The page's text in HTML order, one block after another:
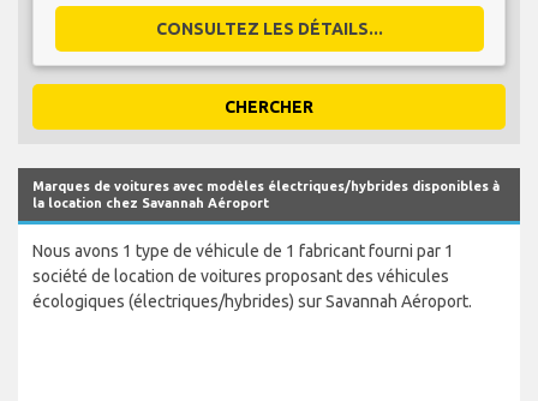
CONSULTEZ LES DÉTAILS...
CHERCHER
Marques de voitures avec modèles électriques/hybrides disponibles à
la location chez Savannah Aéroport
Nous avons 1 type de véhicule de 1 fabricant fourni par 1
société de location de voitures proposant des véhicules
écologiques (électriques/hybrides) sur Savannah Aéroport.